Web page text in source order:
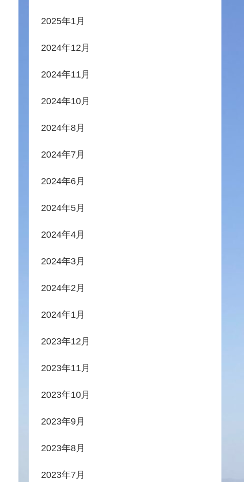
2025年1月
2024年12月
2024年11月
2024年10月
2024年8月
2024年7月
2024年6月
2024年5月
2024年4月
2024年3月
2024年2月
2024年1月
2023年12月
2023年11月
2023年10月
2023年9月
2023年8月
2023年7月